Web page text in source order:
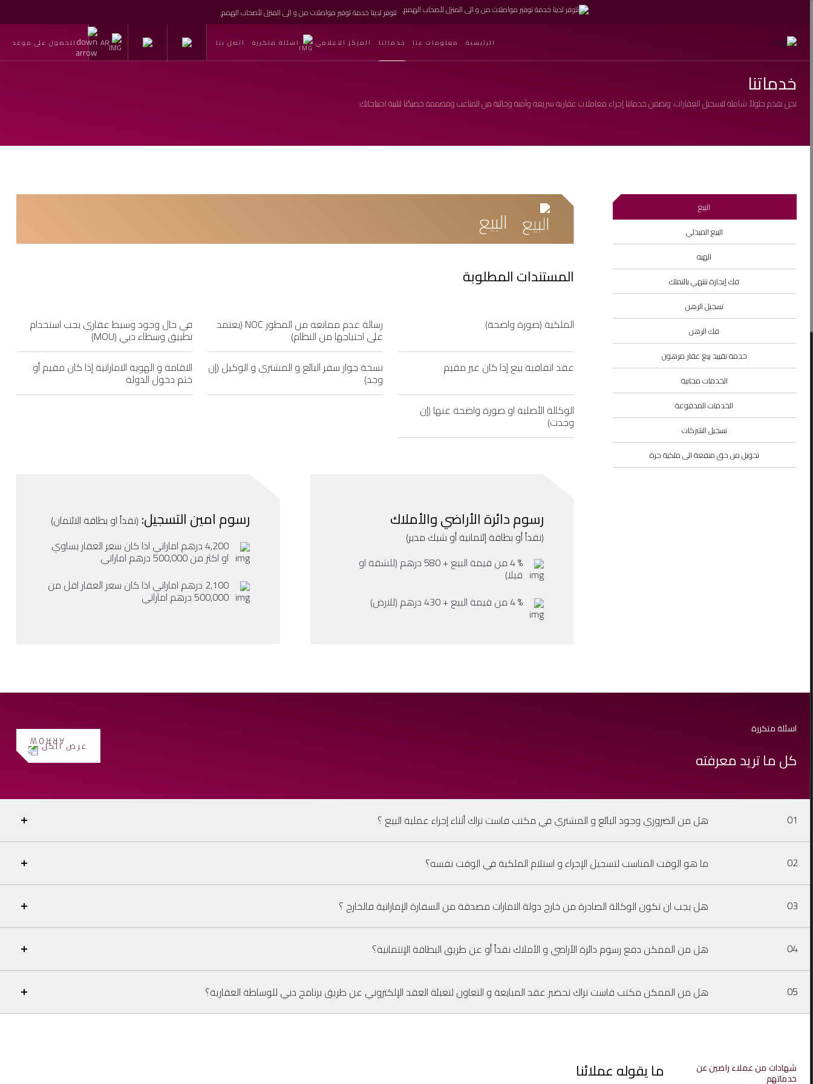
تتوفر لدينا خدمة توفير مواصلات من و الى المنزل لأصحاب الهمم.
الرئيسية معلومات عنا خدماتنا المركز الاعلامي اسئلة متكررة اتصل بنا AR للحصول على موعد
خدماتنا
نحن نقدم حلولاً شاملة لتسجيل العقارات، وتضمن خدماتنا إجراء معاملات عقارية سريعة وآمنة وخالية من المتاعب ومصممة خصيصًا لتلبية احتياجاتك.
البيع
البيع المبدئي
الهبه
فك إيجارة تنتهي بالتملك
تسجيل الرهن
فك الرهن
خدمة تقييد بيع عقار مرهون
الخدمات مجانية
الخدمات المدفوعة
تسجيل الشركات
تحويل من حق منفعة الى ملكية حرة
البيع
المستندات المطلوبة
الملكية (صورة واضحة) رسالة عدم ممانعه من المطور NOC (يعتمد
على احتياجها من النظام)
في حال وجود وسيط عقاري يجب استخدام
تطبيق وسطاء دبي (MOU)
عقد اتفاقية بيع إذا كان غير مقيم
نسخة جواز سفر البائع و المشتري و الوكيل (إن
وجد)
الاقامة و الهوية الاماراتية إذا كان مقيم أو
ختم دخول الدولة
الوكالة الأصلية او صورة واضحة عنها (إن
وجدت)
رسوم دائرة الأراضي والأملاك
(نقداً أو بطاقة إئتمانية أو شيك مدير)
% 4 من قيمة البيع + 580 درهم (للشقة او
فيلا)
% 4 من قيمة البيع + 430 درهم (للارض)
رسوم امين التسجيل: (نقداً او بطاقة الائتمان)
4,200 درهم اماراتي اذا كان سعر العقار يساوي
او اكثر من 500,000 درهم اماراتي
2,100 درهم اماراتي اذا كان سعر العقار اقل من
500,000 درهم اماراتي
اسئلة متكررة
كل ما تريد معرفته
عرض الكل
01 هل من الضروري وجود البائع و المشتري في مكتب فاست تراك أثناء إجراء عملية البيع ؟
02 ما هو الوقت المناسب لتسجيل الإجراء و استلام الملكية في الوقت نفسه؟
03 هل يجب ان تكون الوكالة الصادرة من خارج دولة الامارات مصدقة من السفارة الإماراتية فالخارج ؟
04 هل من الممكن دفع رسوم دائرة الأراضي و الأملاك نقداً أو عن طريق البطاقة الإنتمانية؟
05 هل من الممكن مكتب فاست تراك تحضير عقد المبايعة و التعاون لتعبئة العقد الإلكتروني عن طريق برنامج دبي للوساطة العقارية؟
شهادات من عملاء راضين عن
خدماتهم ما يقوله عملائنا